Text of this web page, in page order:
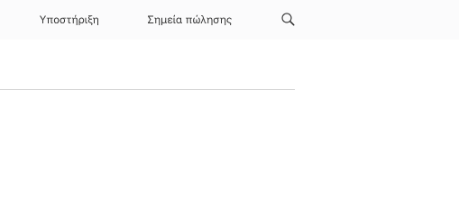
Υποστήριξη Σημεία πώλησης